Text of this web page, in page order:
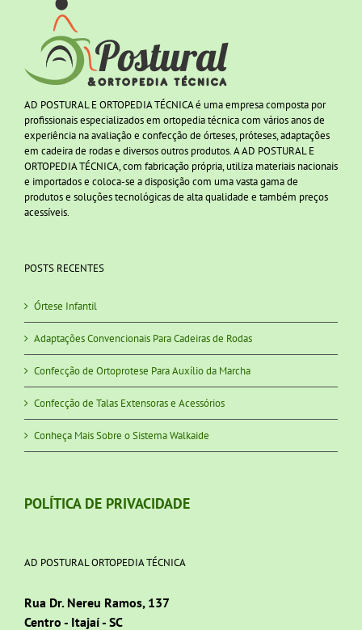
AD POSTURAL E ORTOPEDIA TÉCNICA é uma empresa composta por
profissionais especializados em ortopedia técnica com vários anos de
experiência na avaliação e confecção de órteses, próteses, adaptações
em cadeira de rodas e diversos outros produtos. A AD POSTURAL E
ORTOPEDIA TÉCNICA, com fabricação própria, utiliza materiais nacionais
e importados e coloca-se a disposição com uma vasta gama de
produtos e soluções tecnológicas de alta qualidade e também preços
acessíveis.
POSTS RECENTES
Órtese Infantil
Adaptações Convencionais Para Cadeiras de Rodas
Confecção de Ortoprotese Para Auxílio da Marcha
Confecção de Talas Extensoras e Acessórios
Conheça Mais Sobre o Sistema Walkaide
POLÍTICA DE PRIVACIDADE
AD POSTURAL ORTOPEDIA TÉCNICA
Rua Dr. Nereu Ramos, 137
Centro - Itajaí - SC